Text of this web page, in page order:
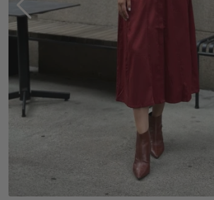
Skjørt
Tilbehør